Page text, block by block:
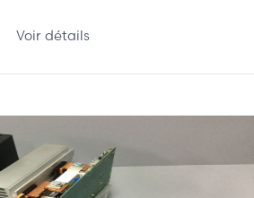
Voir détails